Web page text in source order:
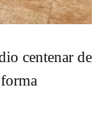
centenar de